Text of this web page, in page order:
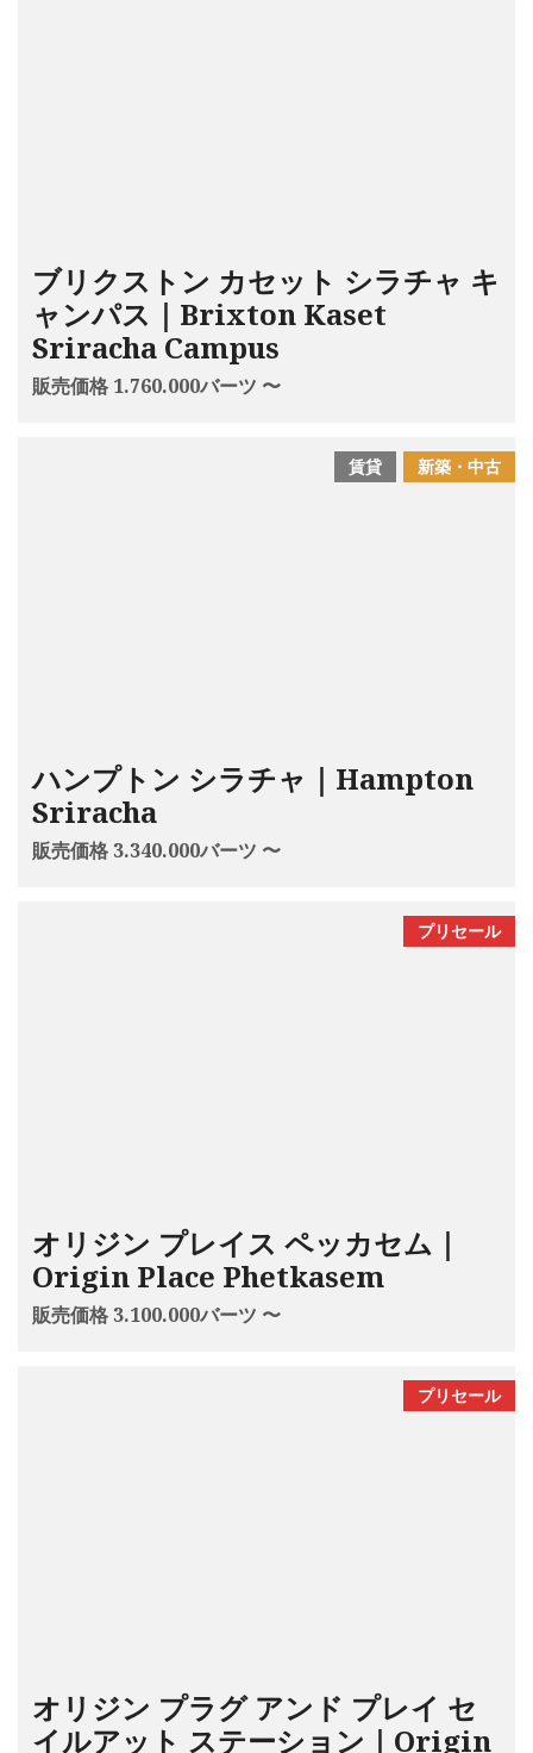
ブリクストン カセット シラチャ キ
ャンパス｜Brixton Kaset
Sriracha Campus
販売価格 1.760.000バーツ 〜
新築・中古
賃貸
ハンプトン シラチャ｜Hampton
Sriracha
販売価格 3.340.000バーツ 〜
プリセール
オリジン プレイス ペッカセム｜
Origin Place Phetkasem
販売価格 3.100.000バーツ 〜
プリセール
オリジン プラグ アンド プレイ セ
イルアット ステーション｜Origin